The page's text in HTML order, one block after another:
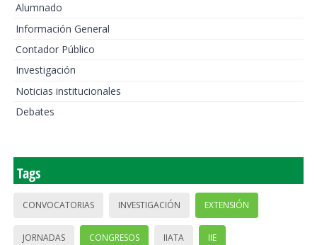
Alumnado
Información General
Contador Público
Investigación
Noticias institucionales
Debates
Tags
CONVOCATORIAS INVESTIGACIÓN EXTENSIÓN
JORNADAS CONGRESOS IIATA IIE